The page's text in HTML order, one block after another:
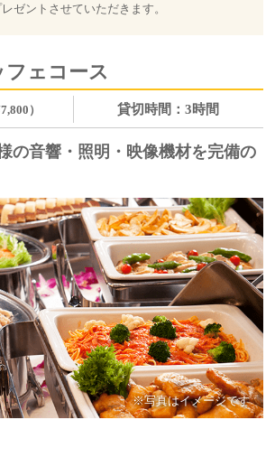
ゼントさせていただきます。
ェコース
） 貸切時間：3時間
の音響・照明・映像機材を完備の
※写真はイメージです